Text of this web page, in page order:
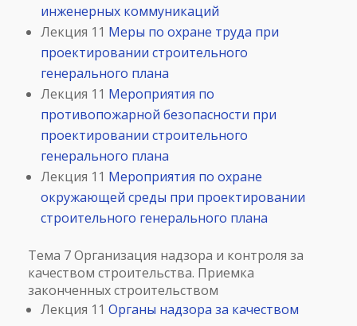
инженерных коммуникаций
Лекция 11 Меры по охране труда при
проектировании строительного
генерального плана
Лекция 11 Мероприятия по
противопожарной безопасности при
проектировании строительного
генерального плана
Лекция 11 Мероприятия по охране
окружающей среды при проектировании
строительного генерального плана
Тема 7 Организация надзора и контроля за
качеством строительства. Приемка
законченных строительством
Лекция 11 Органы надзора за качеством